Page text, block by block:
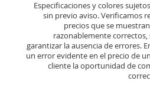
Especificaciones y colores
sin previo aviso. Verificamos
precios que se
razonablemente
garantizar la ausencia de errores.
un error evidente en el precio de
cliente la oportunidad de